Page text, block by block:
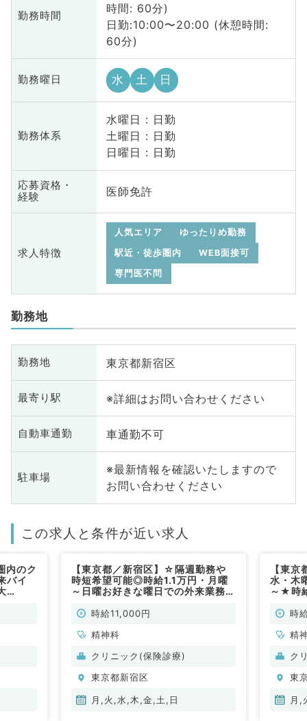
勤務時間
時間: 60分)
日勤:10:00〜20:00 (休憩時間:
60分)
勤務曜日 水 土 日
勤務体系
水曜日 : 日勤
土曜日 : 日勤
日曜日 : 日勤
応募資格・
経験
医師免許
求人特徴
人気エリア
ゆったりめ勤務
駅近・徒歩圏内
WEB面接可
専門医不問
勤務地
勤務地 東京都新宿区
最寄り駅 ※詳細はお問い合わせください
自動車通勤 車通勤不可
駐車場
※最新情報を確認いたしますので
お問い合わせください
この求人と条件が近い求人
内のク
バイ
【東京都／新宿区】☆隔週勤務や
時短希望可能◎時給1.1万円・月曜
～日曜お好きな曜日での外来業務
時給11,000円
精神科
クリニック(保険診療)
東京都新宿区
月,火,水,木,金,土,日
【東
水・木
～★時
問診時
精
ク
東
月,